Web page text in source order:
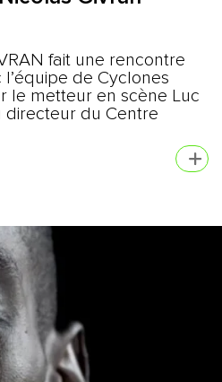
fait une rencontre
de Cyclones
le metteur en scène Luc
directeur du Centre